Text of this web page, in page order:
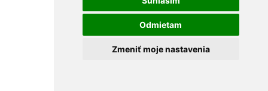
Odmietam
Zmeniť moje nastavenia